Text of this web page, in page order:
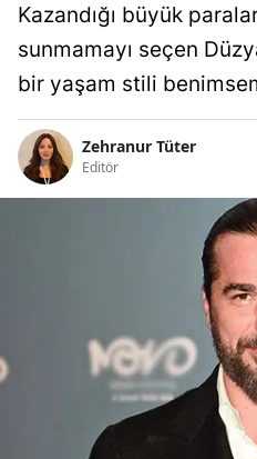
Kazandığı büyük
sunmamayı seçen
bir yaşam stili
Zehranur Tüter
Editör